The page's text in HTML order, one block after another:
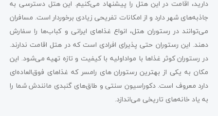
دارید، اقامت در این هتل را پیشنهاد می‌کنیم. این هتل دسترسی به
جاذبه‌های شهر دارد و از امکانات تفریحی زیادی برخوردار است. مسافران
می‌توانند در رستوران هتل، انواع غذاهای ایرانی و کباب‌ها را سفارش
دهند. این رستوران حتی پذیرای افرادی است که در هتل اقامت ندارند.
در رستوران کوثر غذاها با مواداولیه با کیفیت و تازه تهیه می‌شود. این
مکان به یکی از بهترین رستوران های رامسر که غذاهای فوق‌العاده‌ای
دارد معروف است. دکوراسیون سنتی و طاق‌های گنبدی مانندش شما را
به یاد خانه‌های تاریخی می‌اندازد.